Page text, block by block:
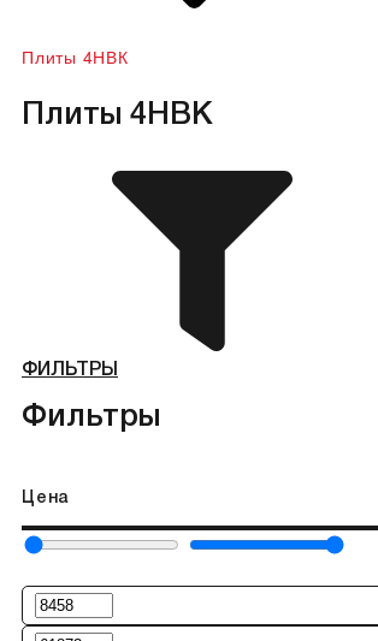
Плиты 4НВК
Плиты 4НВК
ФИЛЬТРЫ
Фильтры
Цена